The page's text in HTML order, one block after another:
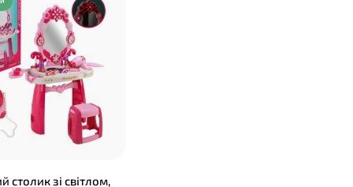
столик зі світлом,